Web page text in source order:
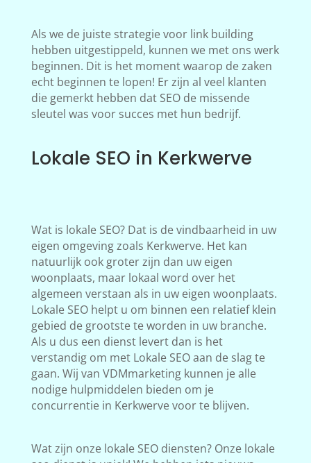
Als we de juiste strategie voor link building
hebben uitgestippeld, kunnen we met ons werk
beginnen. Dit is het moment waarop de zaken
echt beginnen te lopen! Er zijn al veel klanten
die gemerkt hebben dat SEO de missende
sleutel was voor succes met hun bedrijf.
Lokale SEO in Kerkwerve
Wat is lokale SEO? Dat is de vindbaarheid in uw
eigen omgeving zoals Kerkwerve. Het kan
natuurlijk ook groter zijn dan uw eigen
woonplaats, maar lokaal word over het
algemeen verstaan als in uw eigen woonplaats.
Lokale SEO helpt u om binnen een relatief klein
gebied de grootste te worden in uw branche.
Als u dus een dienst levert dan is het
verstandig om met Lokale SEO aan de slag te
gaan. Wij van VDMmarketing kunnen je alle
nodige hulpmiddelen bieden om je
concurrentie in Kerkwerve voor te blijven.
Wat zijn onze lokale SEO diensten? Onze lokale